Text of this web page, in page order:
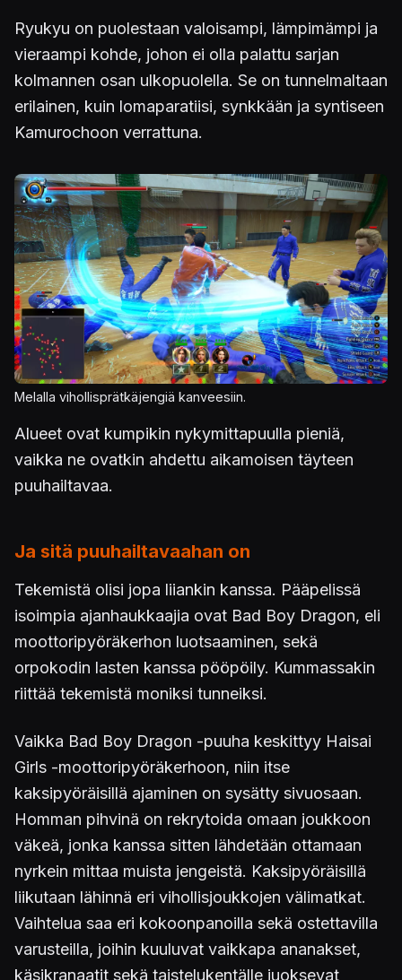
Ryukyu on puolestaan valoisampi, lämpimämpi ja
vieraampi kohde, johon ei olla palattu sarjan
kolmannen osan ulkopuolella. Se on tunnelmaltaan
erilainen, kuin lomaparatiisi, synkkään ja syntiseen
Kamurochoon verrattuna.
Kuva
Melalla vihollisprätkäjengiä kanveesiin.
Alueet ovat kumpikin nykymittapuulla pieniä,
vaikka ne ovatkin ahdettu aikamoisen täyteen
puuhailtavaa.
Ja sitä puuhailtavaahan on
Tekemistä olisi jopa liiankin kanssa. Pääpelissä
isoimpia ajanhaukkaajia ovat Bad Boy Dragon, eli
moottoripyöräkerhon luotsaaminen, sekä
orpokodin lasten kanssa pööpöily. Kummassakin
riittää tekemistä moniksi tunneiksi.
Vaikka Bad Boy Dragon -puuha keskittyy Haisai
Girls -moottoripyöräkerhoon, niin itse
kaksipyöräisillä ajaminen on sysätty sivuosaan.
Homman pihvinä on rekrytoida omaan joukkoon
väkeä, jonka kanssa sitten lähdetään ottamaan
nyrkein mittaa muista jengeistä. Kaksipyöräisillä
liikutaan lähinnä eri vihollisjoukkojen välimatkat.
Vaihtelua saa eri kokoonpanoilla sekä ostettavilla
varusteilla, joihin kuuluvat vaikkapa ananakset,
käsikranaatit sekä taistelukentälle juoksevat